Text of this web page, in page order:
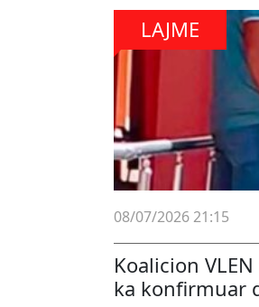
LAJME
08/07/2026 21:15
Koalicion
ka konfirmuar